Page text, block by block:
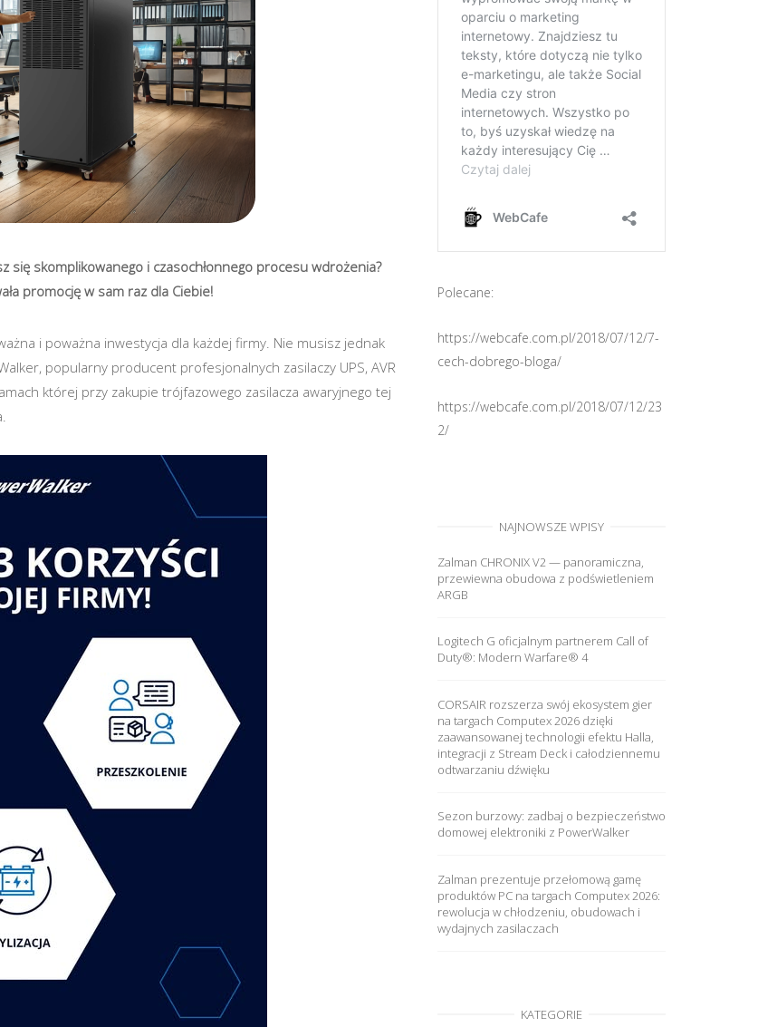
się skomplikowanego i czasochłonnego procesu wdrożenia?
promocję w sam raz dla Ciebie!
i poważna inwestycja dla każdej firmy. Nie musisz jednak
popularny producent profesjonalnych zasilaczy UPS, AVR
której przy zakupie trójfazowego zasilacza awaryjnego tej
Polecane:
https://webcafe.com.pl/2018/07/12/7-
cech-dobrego-bloga/
https://webcafe.com.pl/2018/07/12/23
2/
NAJNOWSZE WPISY
Zalman CHRONIX V2 — panoramiczna,
przewiewna obudowa z podświetleniem
ARGB
Logitech G oficjalnym partnerem Call of
Duty®: Modern Warfare® 4
CORSAIR rozszerza swój ekosystem gier
na targach Computex 2026 dzięki
zaawansowanej technologii efektu Halla,
integracji z Stream Deck i całodziennemu
odtwarzaniu dźwięku
Sezon burzowy: zadbaj o bezpieczeństwo
domowej elektroniki z PowerWalker
Zalman prezentuje przełomową gamę
produktów PC na targach Computex 2026:
rewolucja w chłodzeniu, obudowach i
wydajnych zasilaczach
KATEGORIE